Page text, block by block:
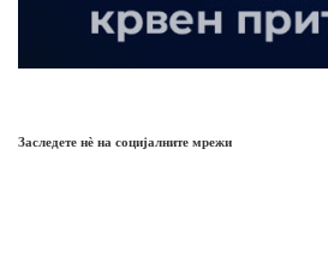
Заследете нѐ на социјалните мрежи